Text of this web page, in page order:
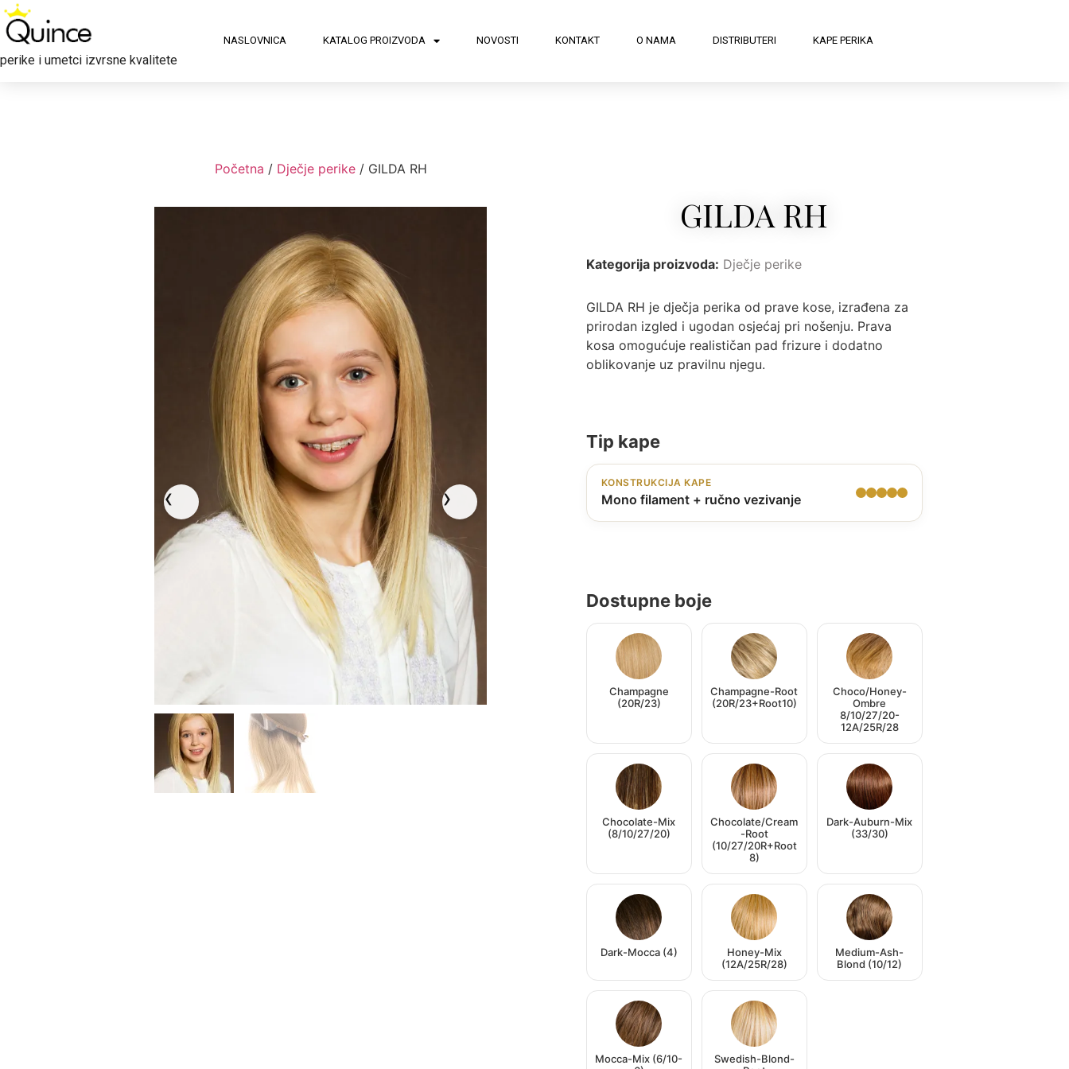
perike i umetci izvrsne kvalitete
NASLOVNICA KATALOG PROIZVODA NOVOSTI KONTAKT O NAMA DISTRIBUTERI KAPE PERIKA
Početna / Dječje perike/ GILDA RH
GILDA RH
Kategorija proizvoda: Dječje perike
GILDA RH je dječja perika od prave kose, izrađena za
prirodan izgled i ugodan osjećaj pri nošenju. Prava
kosa omogućuje realističan pad frizure i dodatno
oblikovanje uz pravilnu njegu.
Tip kape
KONSTRUKCIJA KAPE
Mono filament + ručno vezivanje
Dostupne boje
Champagne
(20R/23)
Champagne-Root
(20R/23+Root10)
Choco/Honey-
Ombre
8/10/27/20-
12A/25R/28
Chocolate-Mix
(8/10/27/20)
Chocolate/Cream
-Root
(10/27/20R+Root
8)
Dark-Auburn-Mix
(33/30)
Dark-Mocca (4)
Honey-Mix
(12A/25R/28)
Medium-Ash-
Blond (10/12)
Mocca-Mix (6/10-
Swedish-Blond-